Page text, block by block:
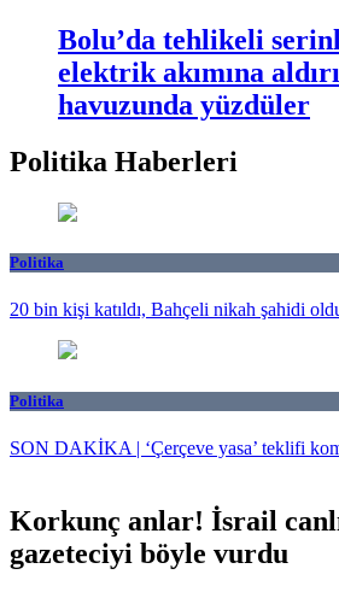
Bolu’da tehlikeli
elektrik akımına
havuzunda yüzdüler
Politika Haberleri
Politika
20 bin kişi katıldı, Bahçeli nikah şahidi
Politika
SON DAKİKA | ‘Çerçeve yasa’ teklifi
Korkunç anlar! İsrail
gazeteciyi böyle vurdu